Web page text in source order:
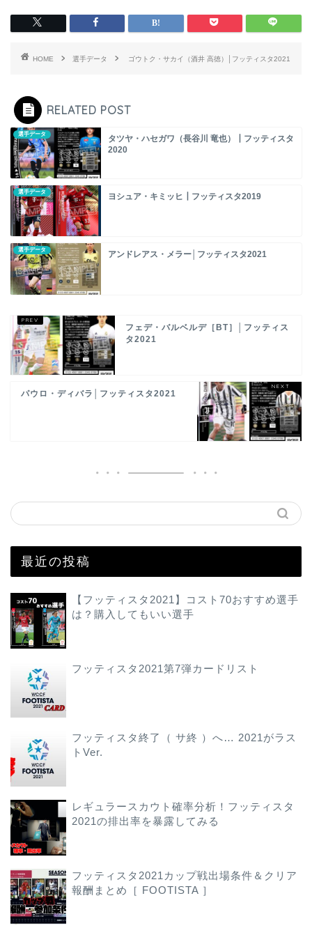
HOME 選手データ ゴウトク・サカイ（酒井 高徳）│フッティスタ2021
RELATED POST
選手データ
タツヤ・ハセガワ（長谷川 竜也）┃フッティスタ
2020
選手データ ヨシュア・キミッヒ┃フッティスタ2019
選手データ アンドレアス・メラー│フッティスタ2021
フェデ・バルベルデ［BT］│フッティス
タ2021
パウロ・ディバラ│フッティスタ2021
最近の投稿
【フッティスタ2021】コスト70おすすめ選手
は？購入してもいい選手
フッティスタ2021第7弾カードリスト
フッティスタ終了（ サ終 ）へ… 2021がラス
トVer.
レギュラースカウト確率分析！フッティスタ
2021の排出率を暴露してみる
フッティスタ2021カップ戦出場条件＆クリア
報酬まとめ［ FOOTISTA ］